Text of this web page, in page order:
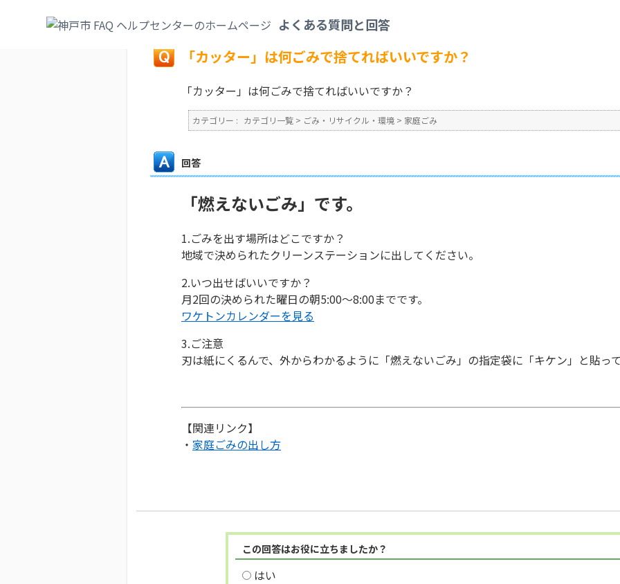
よくある質問と回答
戻る
「カッター」は何ごみで捨てればいいですか？
「カッター」は何ごみで捨てればいいですか？
カテゴリー : カテゴリ一覧 > ごみ・リサイクル・環境 > 家庭ごみ
回答
「燃えないごみ」です。
1.ごみを出す場所はどこですか？
地域で決められたクリーンステーションに出してください。
2.いつ出せばいいですか？
月2回の決められた曜日の朝5:00～8:00までです。
ワケトンカレンダーを見る
3.ご注意
刃は紙にくるんで、外からわかるように「燃えないごみ」の指定袋に「キケン」と貼っ
【関連リンク】
・ 家庭ごみの出し方
この回答はお役に立ちましたか？
はい